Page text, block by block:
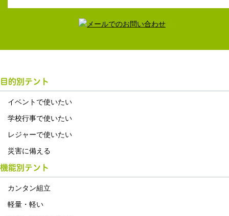
目的別テント
イベントで使いたい
学校行事で使いたい
レジャーで使いたい
災害に備える
機能別テント
カンタン組立
軽量・軽い